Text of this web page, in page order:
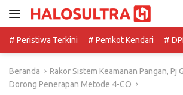
# Peristiwa Terkini
# Pemkot Kendari #
Beranda
Rakor Sistem Keamanan Pangan, Pj
Dorong Penerapan Metode 4-CO